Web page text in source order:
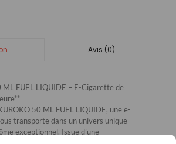
Avis (0)
ML FUEL LIQUIDE – E-Cigarette de
50 ML FUEL LIQUIDE, une e-
transporte dans un univers unique
exceptionnel. Issue d’une